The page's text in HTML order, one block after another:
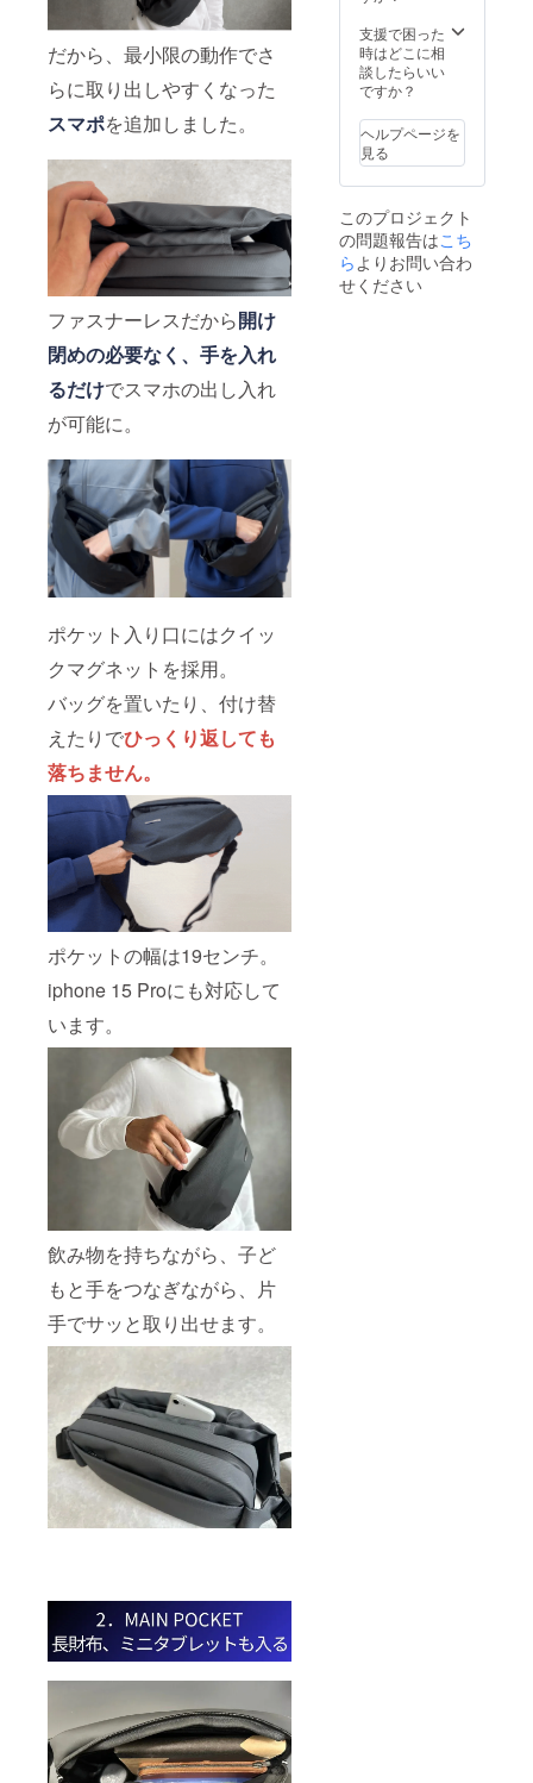
だから、最小限の動作でさ
らに取り出しやすくなった
スマポを追加しました。
ファスナーレスだから開け
閉めの必要なく、手を入れ
るだけでスマホの出し入れ
が可能に。
ポケット入り口にはクイッ
クマグネットを採用。
バッグを置いたり、付け替
えたりでひっくり返しても
落ちません。
ポケットの幅は19センチ。
iphone 15 Proにも対応して
います。
飲み物を持ちながら、子ど
もと手をつなぎながら、片
手でサッと取り出せます。
が向上
した場
合、正
規販売
販売予
定価格
より下
がる可
ござい
ます。
い。 ※
ご注文
状況、
使用部
給状
況、製
造工程
上の都
より出
荷時期
が遅れ
る場合
があり
支援で困った
時はどこに相
談したらいい
ですか？
ヘルプページを
見る
このプロジェクト
の問題報告はこち
ら よりお問い合わ
せください